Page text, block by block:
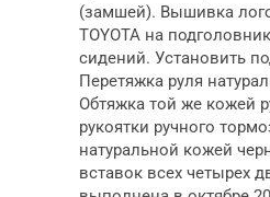
(замшей). Вышивка
TOYOTA на
сидений. Установить
Перетяжка руля
Обтяжка той же кожей
рукоятки ручного
натуральной кожей
вставок всех четырех